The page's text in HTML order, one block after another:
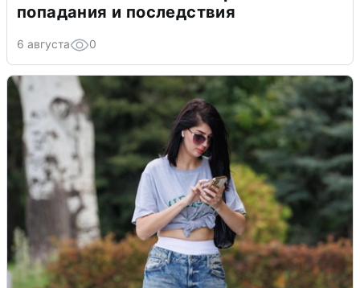
попадания и последствия
6 августа 0